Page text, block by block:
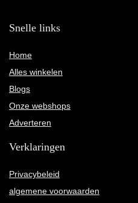
Snelle links
Home
Alles winkelen
Blogs
Onze webshops
Adverteren
Verklaringen
Privacybeleid
algemene voorwaarden